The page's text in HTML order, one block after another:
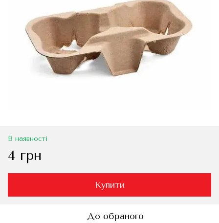
В наявності
4 грн
Купити
До обраного